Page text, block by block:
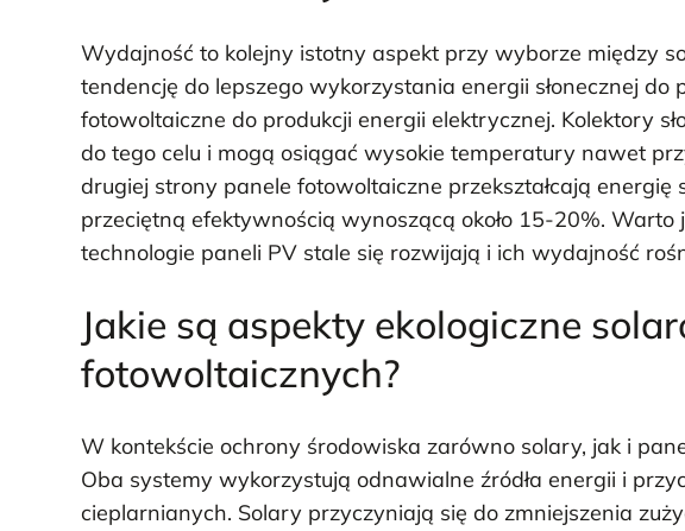
Wydajność to kolejny istotny aspekt przy wyborze między
tendencję do lepszego wykorzystania energii słonecznej
fotowoltaiczne do produkcji energii elektrycznej. Kolektory
do tego celu i mogą osiągać wysokie temperatury nawet
drugiej strony panele fotowoltaiczne przekształcają energię
przeciętną efektywnością wynoszącą około 15-20%.
technologie paneli PV stale się rozwijają i ich wydajność
Jakie są aspekty ekologiczne
fotowoltaicznych?
W kontekście ochrony środowiska zarówno solary, jak i
Oba systemy wykorzystują odnawialne źródła energii i
cieplarnianych. Solary przyczyniają się do zmniejszenia